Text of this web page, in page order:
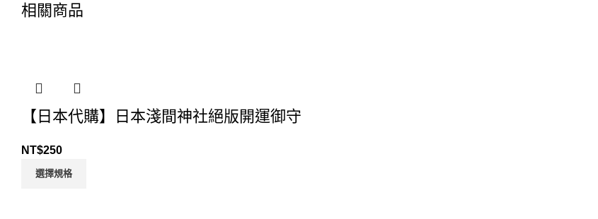
相關商品
【日本代購】日本淺間神社絕版開運御守
NT$250
選擇規格